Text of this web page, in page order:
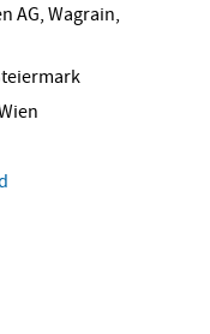
AG, Wagrain,